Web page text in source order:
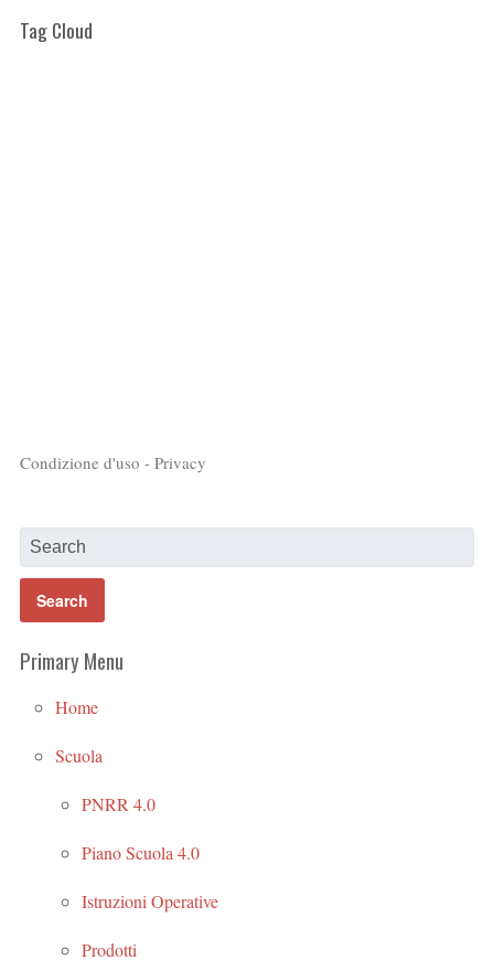
Tag Cloud
Condizione d'uso - Privacy
Primary Menu
Home
Scuola
PNRR 4.0
Piano Scuola 4.0
Istruzioni Operative
Prodotti